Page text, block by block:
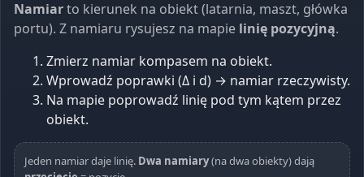
Namiarto kierunek na obiekt (latarnia, maszt, główka
portu). Z namiaru rysujesz na mapie linię pozycyjną.
Zmierz namiar kompasem na obiekt.
Wprowadź poprawki (Δ i d) → namiar rzeczywisty.
Na mapie poprowadź linię pod tym kątem przez
obiekt.
Jeden namiar daje linię. Dwa namiary(na dwa obiekty) dają